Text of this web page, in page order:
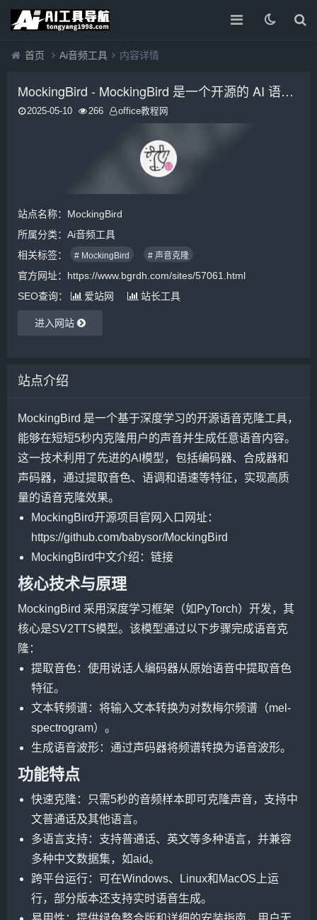
首页 Ai音频工具 内容详情
MockingBird - MockingBird 是一个开源的 AI 语音克隆工具，能够在短短 5 秒内克隆用户的声音并生成任意语音内容。
2025-05-10 266 office教程网
站点名称：MockingBird
所属分类： Ai音频工具
相关标签：
# MockingBird # 声音克隆
官方网址：https://www.bgrdh.com/sites/57061.html
SEO查询：
爱站网 站长工具
进入网站
站点介绍
MockingBird 是一个基于深度学习的开源语音克隆工具，
能够在短短5秒内克隆用户的声音并生成任意语音内容。
这一技术利用了先进的AI模型，包括编码器、合成器和
声码器，通过提取音色、语调和语速等特征，实现高质
量的语音克隆效果。
MockingBird开源项目官网入口网址：
https://github.com/babysor/MockingBird
MockingBird中文介绍：链接
核心技术与原理
MockingBird 采用深度学习框架（如PyTorch）开发，其
核心是SV2TTS模型。该模型通过以下步骤完成语音克
隆：
提取音色：使用说话人编码器从原始语音中提取音色
特征。
文本转频谱：将输入文本转换为对数梅尔频谱（mel-
spectrogram）。
生成语音波形：通过声码器将频谱转换为语音波形。
功能特点
快速克隆：只需5秒的音频样本即可克隆声音，支持中
文普通话及其他语言。
多语言支持：支持普通话、英文等多种语言，并兼容
多种中文数据集，如aid。
跨平台运行：可在Windows、Linux和MacOS上运
行，部分版本还支持实时语音生成。